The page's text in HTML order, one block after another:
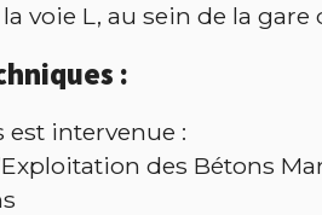
la voie L, au sein de la
:
est intervenue :
des Bétons